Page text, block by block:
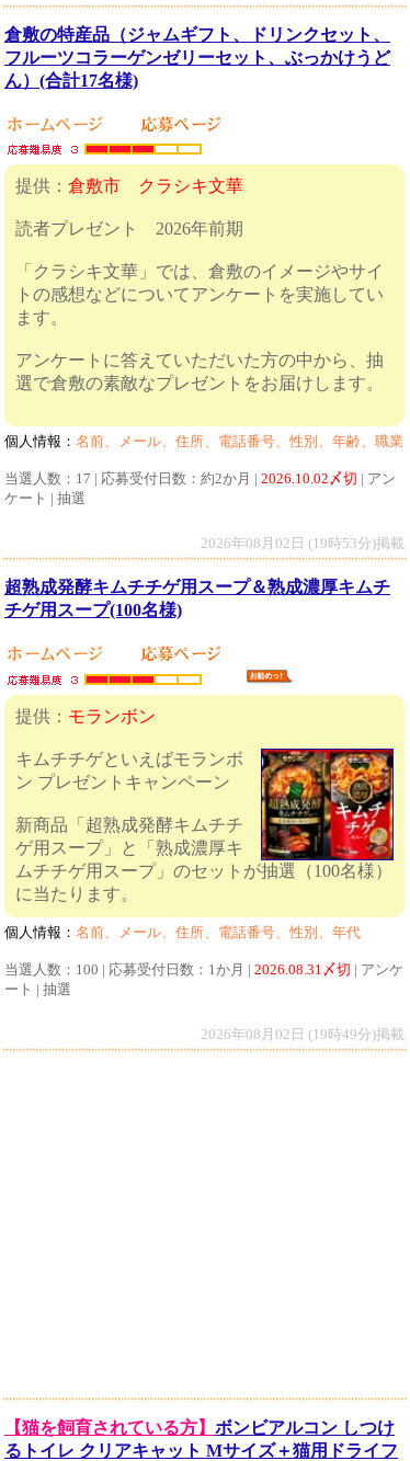
倉敷の特産品（ジャムギフト、ドリンクセット、
フルーツコラーゲンゼリーセット、ぶっかけうど
ん）(合計17名様)
提供： 倉敷市 クラシキ文華
読者プレゼント 2026年前期
「クラシキ文華」では、倉敷のイメージやサイ
トの感想などについてアンケートを実施してい
ます。
アンケートに答えていただいた方の中から、抽
選で倉敷の素敵なプレゼントをお届けします。
個人情報： 名前、メール、住所、電話番号、性別、年齢、職業
当選人数：17 | 応募受付日数：約2か月 | 2026.10.02〆切 | アン
ケート | 抽選
2026年08月02日 (19時53分)掲載
超熟成発酵キムチチゲ用スープ＆熟成濃厚キムチ
チゲ用スープ(100名様)
提供： モランボン
キムチチゲといえばモランボ
ン プレゼントキャンペーン
新商品「超熟成発酵キムチチ
ゲ用スープ」と「熟成濃厚キ
ムチチゲ用スープ」のセットが抽選（100名様）
に当たります。
個人情報： 名前、メール、住所、電話番号、性別、年代
当選人数：100 | 応募受付日数：1か月 | 2026.08.31〆切 | アンケ
ート | 抽選
2026年08月02日 (19時49分)掲載
【猫を飼育されている方】 ボンビアルコン しつけ
るトイレ クリアキャット Mサイズ＋猫用ドライフ